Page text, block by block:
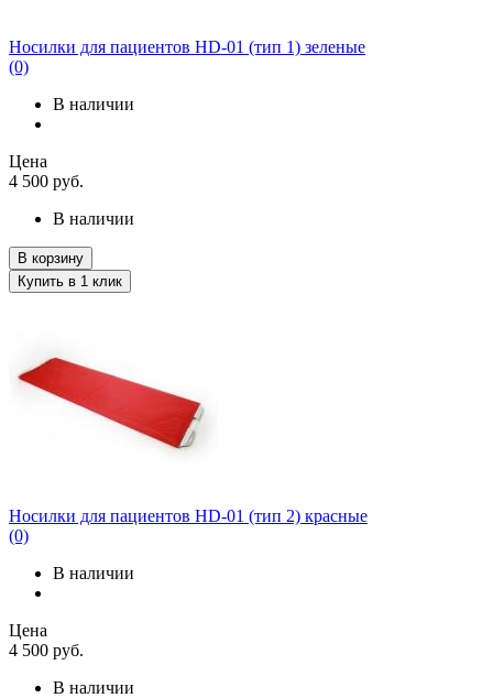
Носилки для пациентов HD-01 (тип 1) зеленые
(0)
В наличии
Цена
4 500 руб.
В наличии
В корзину
Купить в 1 клик
Носилки для пациентов HD-01 (тип 2) красные
(0)
В наличии
Цена
4 500 руб.
В наличии